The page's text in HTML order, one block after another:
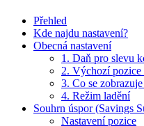
Přehled
Kde najdu nastavení?
Obecná nastavení
1. Daň pro slevu
2. Výchozí
3. Co se
4. Režim ladění
Souhrn úspor (Savings
Nastavení pozice